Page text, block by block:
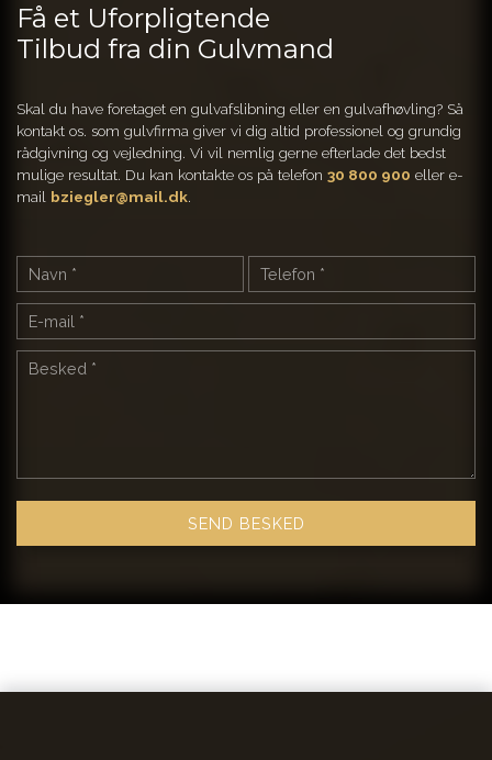
Få et Uforpligtende
Tilbud fra din Gulvmand
Skal du have foretaget en gulvafslibning eller en gulvafhøvling? Så
kontakt os. som gulvfirma giver vi dig altid professionel og grundig
rådgivning og vejledning. Vi vil nemlig gerne efterlade det bedst
mulige resultat. Du kan kontakte os på telefon 30 800 900 eller e-
mail bziegler@mail.dk